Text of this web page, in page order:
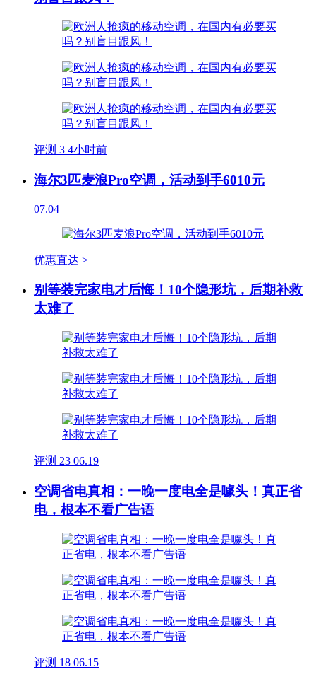
评测 3 4小时前
海尔3匹麦浪Pro空调，活动到手6010元
07.04
优惠直达 >
别等装完家电才后悔！10个隐形坑，后期补救
太难了
评测 23 06.19
空调省电真相：一晚一度电全是噱头！真正省
电，根本不看广告语
评测 18 06.15